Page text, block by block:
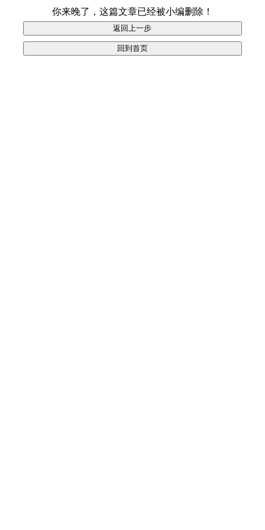
你来晚了，这篇文章已经被小编删除！
返回上一步
回到首页